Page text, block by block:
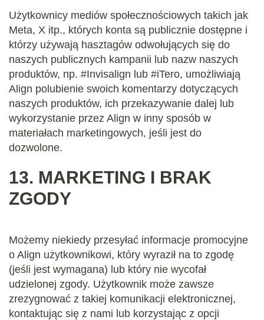
Użytkownicy mediów społecznościowych takich jak
Meta, X itp., których konta są publicznie dostępne i
którzy używają hasztagów odwołujących się do
naszych publicznych kampanii lub nazw naszych
produktów, np. #Invisalign lub #iTero, umożliwiają
Align polubienie swoich komentarzy dotyczących
naszych produktów, ich przekazywanie dalej lub
wykorzystanie przez Align w inny sposób w
materiałach marketingowych, jeśli jest do
dozwolone.
13. MARKETING I BRAK
ZGODY
Możemy niekiedy przesyłać informacje promocyjne
o Align użytkownikowi, który wyraził na to zgodę
(jeśli jest wymagana) lub który nie wycofał
udzielonej zgody. Użytkownik może zawsze
zrezygnować z takiej komunikacji elektronicznej,
kontaktując się z nami lub korzystając z opcji